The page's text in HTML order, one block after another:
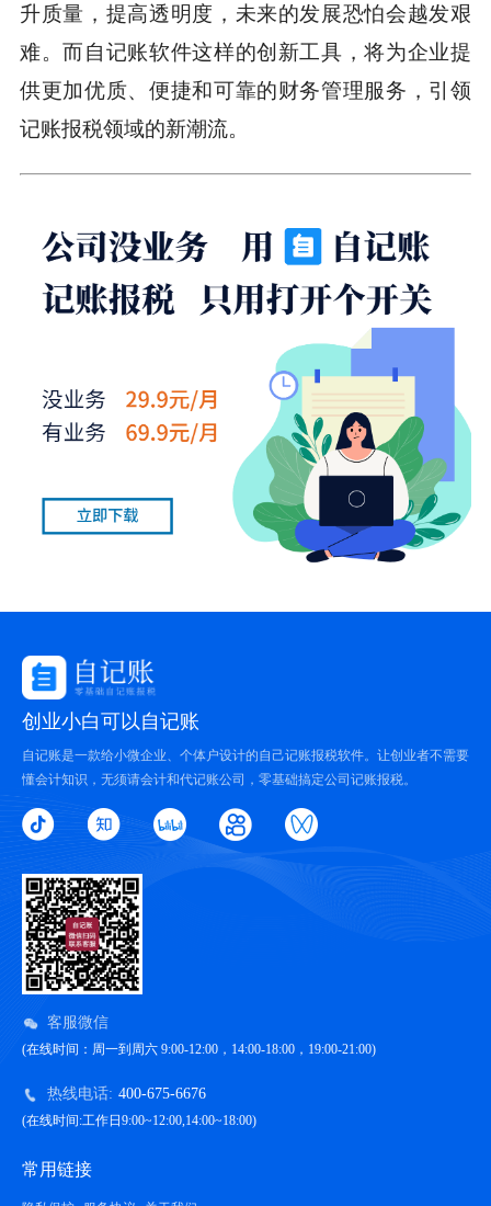
升质量，提高透明度，未来的发展恐怕会越发艰
难。而自记账软件这样的创新工具，将为企业提
供更加优质、便捷和可靠的财务管理服务，引领
记账报税领域的新潮流。
创业小白可以自记账
自记账是一款给小微企业、个体户设计的自己记账报税软件。让创业者不需要
懂会计知识，无须请会计和代记账公司，零基础搞定公司记账报税。
客服微信
(在线时间：周一到周六 9:00-12:00，14:00-18:00，19:00-21:00)
热线电话: 400-675-6676
(在线时间:工作日9:00~12:00,14:00~18:00)
常用链接